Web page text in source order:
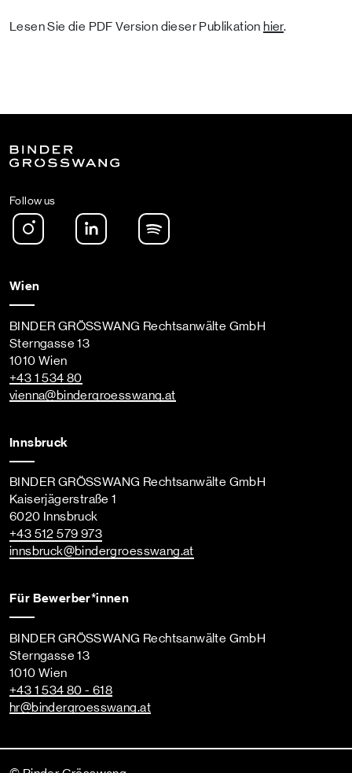
Lesen Sie die PDF Version dieser Publikation hier.
Follow us
Instagram LinkedIn
Wien
BINDER GRÖSSWANG Rechtsanwälte GmbH
Sterngasse 13
1010 Wien
+43 1 534 80
vienna@bindergroesswang.at
Innsbruck
BINDER GRÖSSWANG Rechtsanwälte GmbH
Kaiserjägerstraße 1
6020 Innsbruck
+43 512 579 973
innsbruck@bindergroesswang.at
Für Bewerber*innen
BINDER GRÖSSWANG Rechtsanwälte GmbH
Sterngasse 13
1010 Wien
+43 1 534 80 - 618
hr@bindergroesswang.at